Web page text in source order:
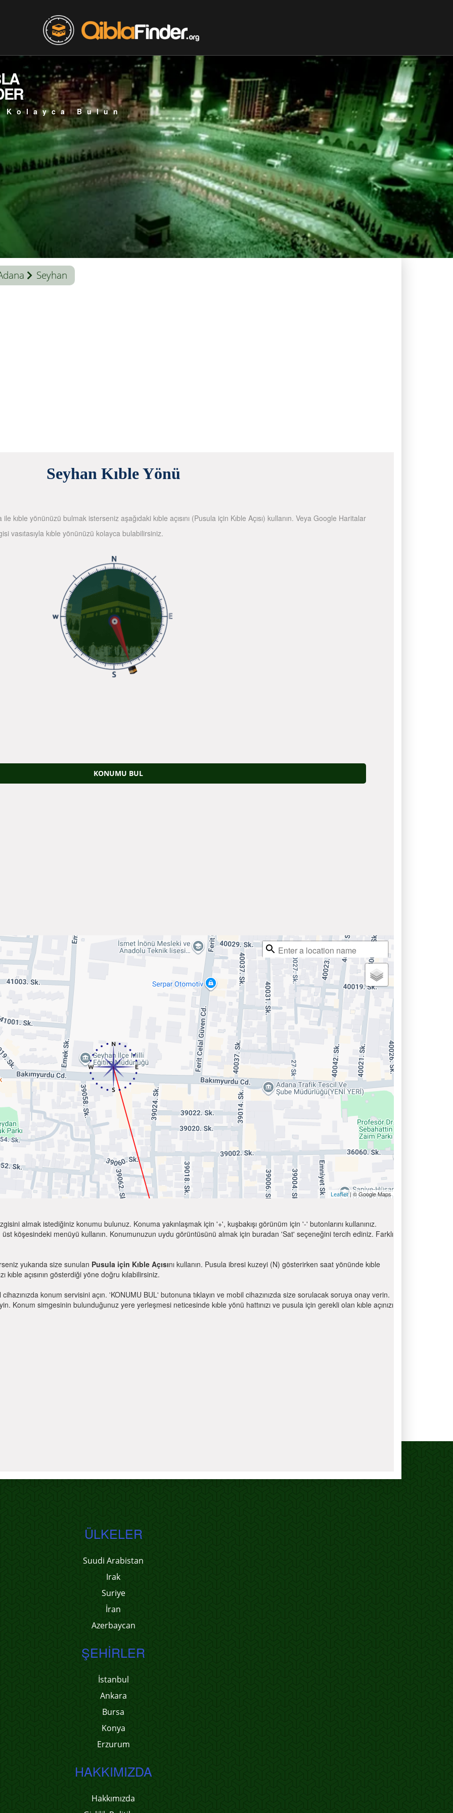
Kolayca Bulun
Seyhan
Seyhan Kıble Yönü
kıble yönünüzü bulmak isterseniz aşağıdaki kıble açısını (Pusula için Kıble Açısı) kullanın. Veya Google Haritalar
vasıtasıyla kıble yönünüzü kolayca bulabilirsiniz.
KONUMU BUL
Leaflet| © Google Maps
almak istediğiniz konumu bulunuz. Konuma yakınlaşmak için '+', kuşbakışı görünüm için '-' butonlarını kullanınız.
köşesindeki menüyü kullanın. Konumunuzun uydu görüntüsünü almak için buradan 'Sat' seçeneğini tercih ediniz. Farklı
yukarıda size sunulan Pusula için Kıble Açısını kullanın. Pusula ibresi kuzeyi (N) gösterirken saat yönünde kıble
kıble açısının gösterdiği yöne doğru kılabilirsiniz.
konum servisini açın. 'KONUMU BUL' butonuna tıklayın ve mobil cihazınızda size sorulacak soruya onay verin.
Konum simgesinin bulunduğunuz yere yerleşmesi neticesinde kıble yönü hattınızı ve pusula için gerekli olan kıble açınızı
ÜLKELER
Suudi Arabistan
Irak
Suriye
İran
Azerbaycan
ŞEHIRLER
İstanbul
Ankara
Bursa
Konya
Erzurum
HAKKIMIZDA
Hakkımızda